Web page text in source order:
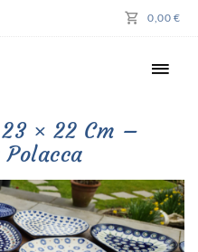
0,00 €
× 22 Cm –
Polacca